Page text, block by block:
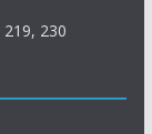
230